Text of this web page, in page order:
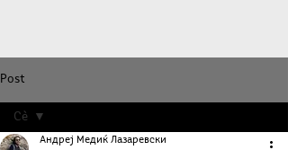
Post
Сè
Андреј Медиќ Лазаревски